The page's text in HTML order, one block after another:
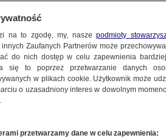
na to zgodę, my, naszepodmioty
innych Zaufanych Partnerów może
do nich dostęp w celu zapewnienia
się to poprzez przetwarzanie danych
w plikach cookie. Użytkownik może
o uzasadniony interes w dowolnym
przetwarzamy dane w celu zapewnienia: